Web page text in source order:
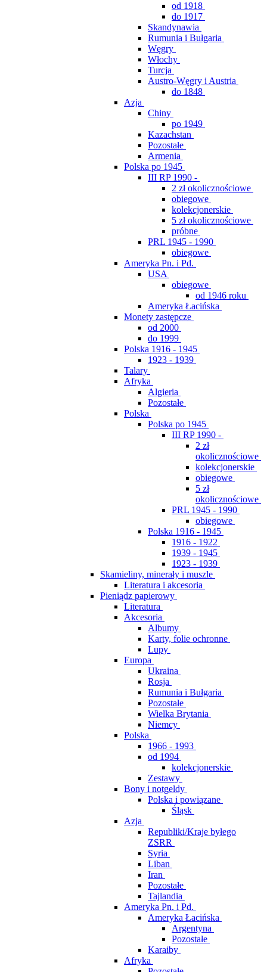
od 1918
do 1917
Skandynawia
Rumunia i Bułgaria
Węgry
Włochy
Turcja
Austro-Węgry i Austria
do 1848
Azja
Chiny
po 1949
Kazachstan
Pozostałe
Armenia
Polska po 1945
III RP 1990 -
2 zł okolicznościowe
obiegowe
kolekcjonerskie
5 zł okolicznościowe
próbne
PRL 1945 - 1990
obiegowe
Ameryka Pn. i Pd.
USA
obiegowe
od 1946 roku
Ameryka Łacińska
Monety zastępcze
od 2000
do 1999
Polska 1916 - 1945
1923 - 1939
Talary
Afryka
Algieria
Pozostałe
Polska
Polska po 1945
III RP 1990 -
2 zł
okolicznościowe
kolekcjonerskie
obiegowe
5 zł
okolicznościowe
PRL 1945 - 1990
obiegowe
Polska 1916 - 1945
1916 - 1922
1939 - 1945
1923 - 1939
Skamieliny, minerały i muszle
Literatura i akcesoria
Pieniądz papierowy
Literatura
Akcesoria
Albumy
Karty, folie ochronne
Lupy
Europa
Ukraina
Rosja
Rumunia i Bułgaria
Pozostałe
Wielka Brytania
Niemcy
Polska
1966 - 1993
od 1994
kolekcjonerskie
Zestawy
Bony i notgeldy
Polska i powiązane
Śląsk
Azja
Republiki/Kraje byłego
ZSRR
Syria
Liban
Iran
Pozostałe
Tajlandia
Ameryka Pn. i Pd.
Ameryka Łacińska
Argentyna
Pozostałe
Karaiby
Afryka